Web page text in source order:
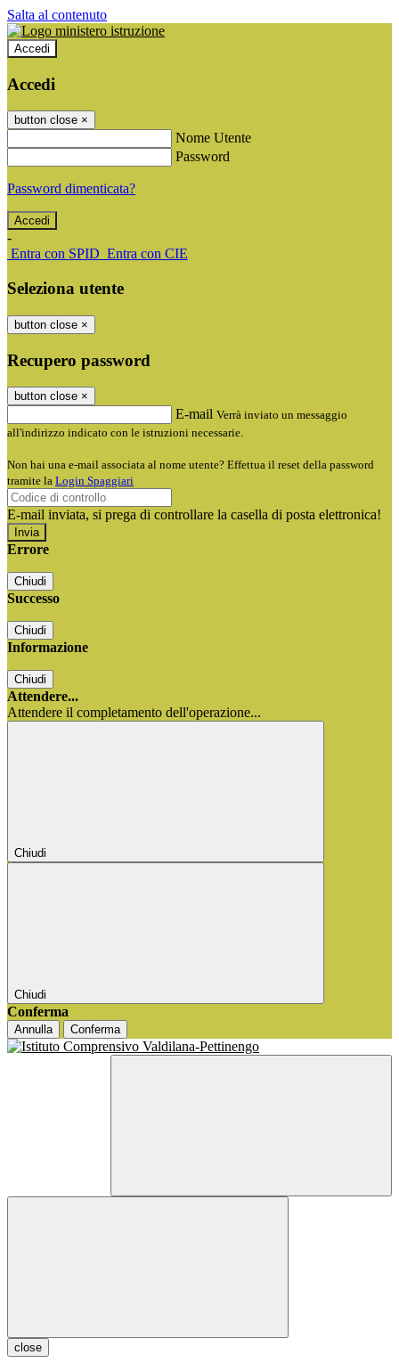
Salta al contenuto
Accedi
Accedi
button close ×
Nome Utente
Password
Password dimenticata?
-
Entra con SPID Entra con CIE
Seleziona utente
button close ×
Recupero password
button close ×
E-mail Verrà inviato un messaggio
all'indirizzo indicato con le istruzioni necessarie.
Non hai una e-mail associata al nome utente? Effettua il reset della password
tramite la Login Spaggiari
E-mail inviata, si prega di controllare la casella di posta elettronica!
Errore
Chiudi
Successo
Chiudi
Informazione
Chiudi
Attendere...
Attendere il completamento dell'operazione...
Chiudi
Chiudi
Conferma
Annulla Conferma
close